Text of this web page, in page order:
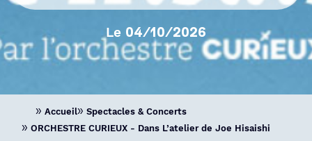
Le 04/10/2026
Accueil
Spectacles & Concerts
ORCHESTRE CURIEUX - Dans L’atelier de Joe Hisaishi